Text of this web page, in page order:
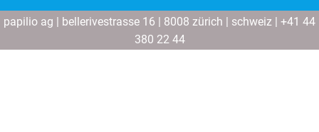
papilio ag | bellerivestrasse 16 | 8008 zürich | schweiz | +41 44
380 22 44